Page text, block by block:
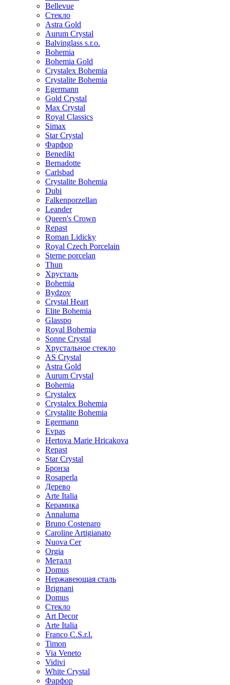
Bellevue
Стекло
Astra Gold
Aurum Crystal
Balvinglass s.r.o.
Bohemia
Bohemia Gold
Crystalex Bohemia
Crystalite Bohemia
Egermann
Gold Crystal
Max Crystal
Royal Classics
Simax
Star Crystal
Фарфор
Benedikt
Bernadotte
Carlsbad
Crystalite Bohemia
Dubi
Falkenporzellan
Leander
Queen's Crown
Repast
Roman Lidicky
Royal Czech Porcelain
Sterne porcelan
Thun
Хрусталь
Bohemia
Bydzov
Crystal Heart
Elite Bohemia
Glasspo
Royal Bohemia
Sonne Crystal
Хрустальное стекло
AS Crystal
Astra Gold
Aurum Crystal
Bohemia
Crystalex
Crystalex Bohemia
Crystalite Bohemia
Egermann
Evpas
Hertova Marie Hricakova
Repast
Star Crystal
Бронза
Rosaperla
Дерево
Arte Italia
Керамика
Annaluma
Bruno Costenaro
Caroline Artigianato
Nuova Cer
Orgia
Металл
Domus
Нержавеющая сталь
Brignani
Domus
Стекло
Art Decor
Arte Italia
Franco C.S.r.l.
Timon
Via Veneto
Vidivi
White Crystal
Фарфор